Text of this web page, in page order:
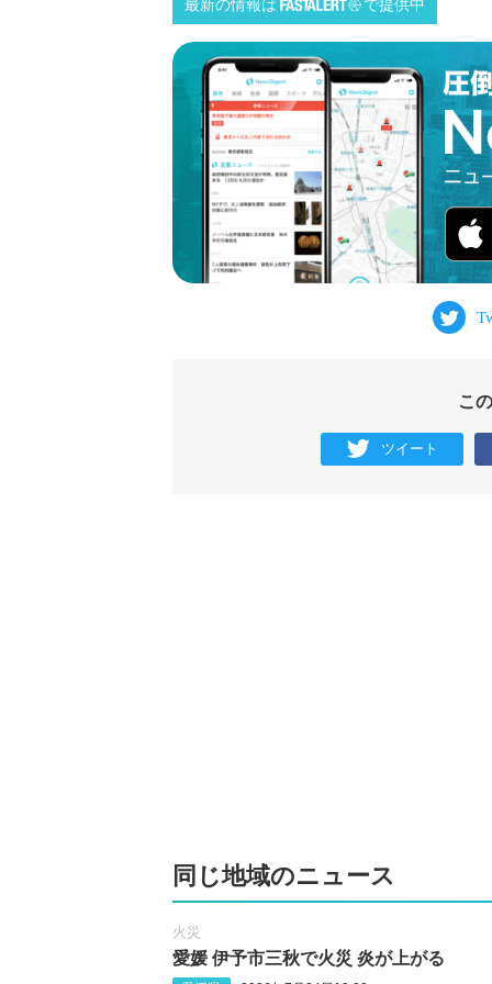
最新の情報は で提供中
こ
ツイート
同じ地域のニュース
火災
愛媛 伊予市三秋で火災 炎が上がる